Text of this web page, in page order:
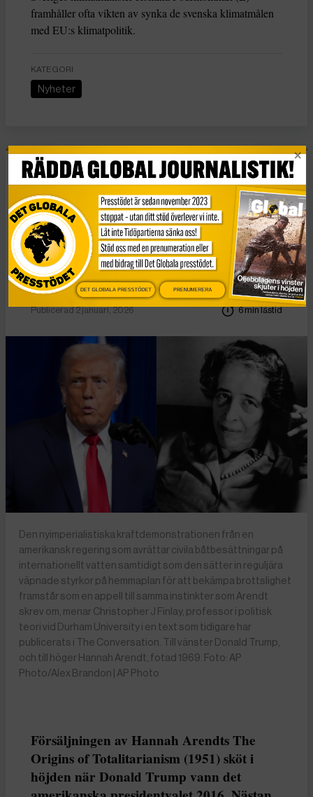
framhåller ofta vikten av synka de svenska klimatmålen
med EU:s klimatpolitik.
KATEGORI
Nyheter
Essä
Vad Hanna Arendt kan
lära oss om
högerextrem populism
Publicerad 2 januari, 2026 6 min lästid
Den nyimperialistiska kraftdemonstrationen från en
amerikansk regering som avrättar civila båtbesättningar på
internationellt vatten samtidigt som den sätter in reguljära
väpnade styrkor på hemmaplan för att bekämpa brottslighet
framstår som en appell till samma instinkter som Arendt
skrev om, menar Christopher J Finlay, professor i politisk
teori vid Durham University i en text som tidigare har
publicerats i The Conversation. Till vänster Donald Trump,
och till höger Hannah Arendt, fotad 1969. Foto: AP
Photo/Alex Brandon | AP Photo
Försäljningen av Hannah Arendts The
Origins of Totalitarianism (1951) sköt i
höjden när Donald Trump vann det
DET GLOBALA PRESSTÖDET PRENUMERERA